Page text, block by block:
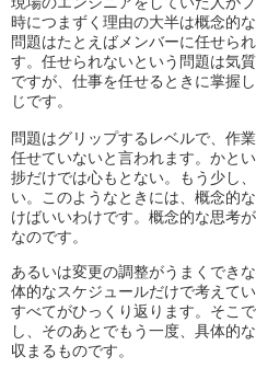
時につまずく理由の大半は概念的
問題はたとえばメンバーに任せら
す。任せられないという問題は気
ですが、仕事を任せるときに掌握
じです。
問題はグリップするレベルで、作
任せていないと言われます。かと
捗だけでは心もとない。もう少し
い。このようなときには、概念的
けばいいわけです。概念的な思考
なのです。
あるいは変更の調整がうまくでき
体的なスケジュールだけで考えて
すべてがひっくり返ります。そこ
し、そのあとでもう一度、具体的
収まるものです。